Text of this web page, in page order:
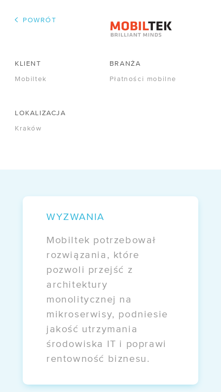
/ Kariera
/ IPCEI-CIS
FIRMA
/ Akcjonariusze
/ Kontakt
OFERTY
/ Darmowa migracja
/ E-commerce
/ EZD RP
WDROŻENIA
Case study:
POWRÓT
KLIENT
Mobiltek
BRANŻA
Płatności mobilne
LOKALIZACJA
Kraków
WYZWANIA
Mobiltek potrzebował
rozwiązania, które
pozwoli przejść z
architektury
monolitycznej na
mikroserwisy, podniesie
jakość utrzymania
środowiska IT i poprawi
rentowność biznesu.